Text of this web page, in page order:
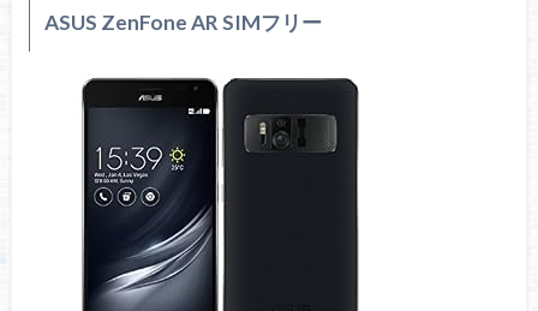
ASUS ZenFone AR SIMフリー